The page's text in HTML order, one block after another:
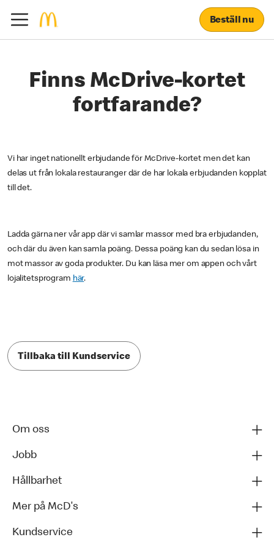
Beställ nu
Finns McDrive-kortet
fortfarande?
Vi har inget nationellt erbjudande för McDrive-kortet men det kan
delas ut från lokala restauranger där de har lokala erbjudanden kopplat
till det.
Ladda gärna ner vår app där vi samlar massor med bra erbjudanden,
och där du även kan samla poäng. Dessa poäng kan du sedan lösa in
mot massor av goda produkter. Du kan läsa mer om appen och vårt
lojalitetsprogram här.
Tillbaka till Kundservice
Om oss
Jobb
Hållbarhet
Mer på McD's
Kundservice